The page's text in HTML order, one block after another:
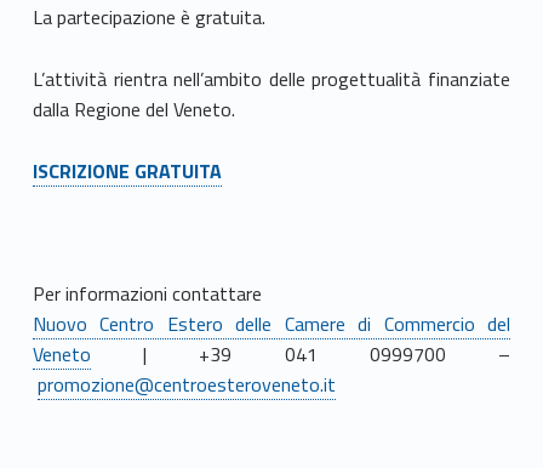
La partecipazione è gratuita.
L’attività rientra nell’ambito delle progettualità finanziate
dalla Regione del Veneto.
ISCRIZIONE GRATUITA
Per informazioni contattare
Nuovo Centro Estero delle Camere di Commercio del
Veneto | +39 041 0999700 –
promozione@centroesteroveneto.it